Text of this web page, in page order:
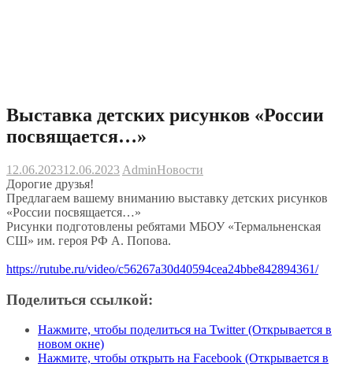
Выставка детских рисунков «России
посвящается…»
12.06.202312.06.2023 AdminНовости
Дорогие друзья!
Предлагаем вашему вниманию выставку детских рисунков
«России посвящается…»
Рисунки подготовлены ребятами МБОУ «Термальненская
СШ» им. героя РФ А. Попова.
https://rutube.ru/video/c56267a30d40594cea24bbe842894361/
Поделиться ссылкой:
Нажмите, чтобы поделиться на Twitter (Открывается в
новом окне)
Нажмите, чтобы открыть на Facebook (Открывается в